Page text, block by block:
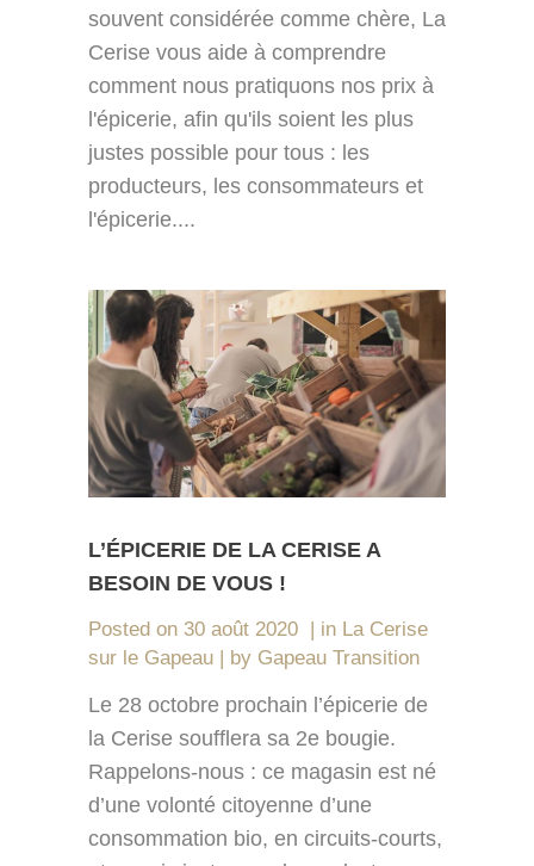
souvent considérée comme chère, La
Cerise vous aide à comprendre
comment nous pratiquons nos prix à
l'épicerie, afin qu'ils soient les plus
justes possible pour tous : les
producteurs, les consommateurs et
l'épicerie....
L’ÉPICERIE DE LA CERISE A
BESOIN DE VOUS !
Posted on 30 août 2020 in La Cerise
sur le Gapeau
by Gapeau Transition
Le 28 octobre prochain l’épicerie de
la Cerise soufflera sa 2e bougie.
Rappelons-nous : ce magasin est né
d’une volonté citoyenne d’une
consommation bio, en circuits-courts,